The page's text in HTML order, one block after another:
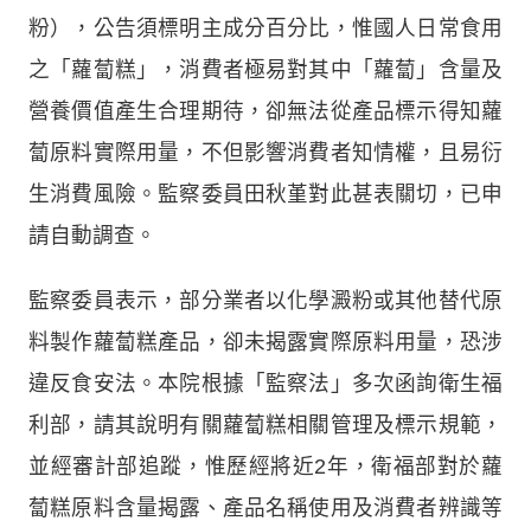
粉），公告須標明主成分百分比，惟國人日常食用
之「蘿蔔糕」，消費者極易對其中「蘿蔔」含量及
營養價值產生合理期待，卻無法從產品標示得知蘿
蔔原料實際用量，不但影響消費者知情權，且易衍
生消費風險。監察委員田秋堇對此甚表關切，已申
請自動調查。
監察委員表示，部分業者以化學澱粉或其他替代原
料製作蘿蔔糕產品，卻未揭露實際原料用量，恐涉
違反食安法。本院根據「監察法」多次函詢衛生福
利部，請其說明有關蘿蔔糕相關管理及標示規範，
並經審計部追蹤，惟歷經將近2年，衛福部對於蘿
蔔糕原料含量揭露、產品名稱使用及消費者辨識等